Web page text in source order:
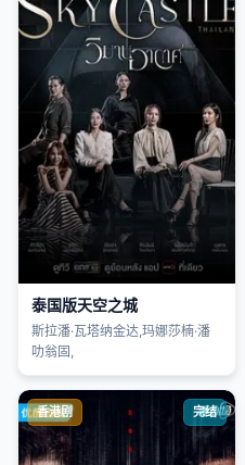
泰国版天空之城
斯拉潘·瓦塔纳金达,玛娜莎楠·潘
叻翁固,
香港剧 完结